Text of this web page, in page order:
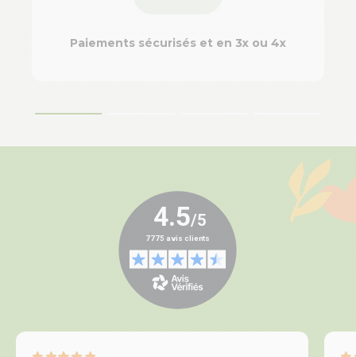
Paiements sécurisés et en 3x ou 4x